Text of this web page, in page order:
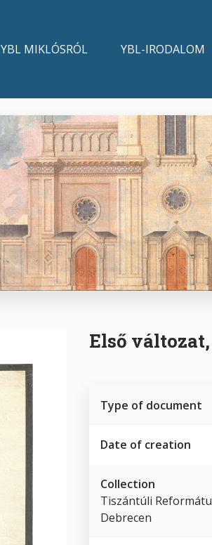
YBL MIKLÓSRÓL YBL-IRODALOM
Első
Type of document
Date of creation
Collection
Tiszántúli
Debrecen